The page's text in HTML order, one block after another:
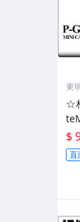
東
☆
白
用
(3)
$
直